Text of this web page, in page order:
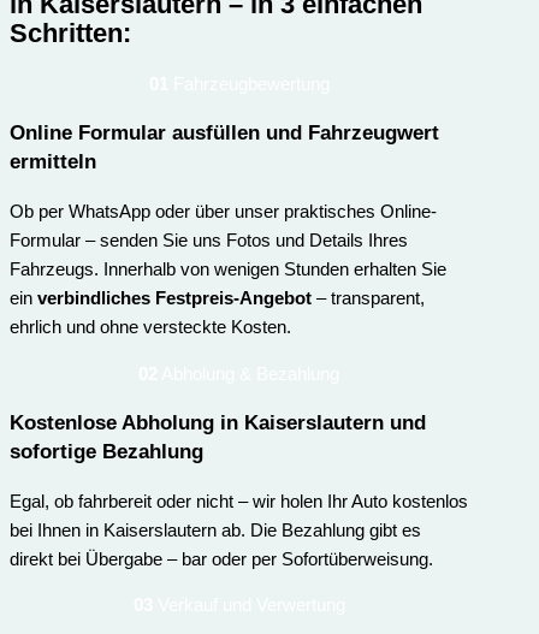
Schritten:
Online Formular ausfüllen und Fahrzeugwert
ermitteln
Ob per WhatsApp oder über unser praktisches Online-
Formular – senden Sie uns Fotos und Details Ihres
Fahrzeugs. Innerhalb von wenigen Stunden erhalten Sie
ein verbindliches Festpreis-Angebot – transparent,
ehrlich und ohne versteckte Kosten.
Kostenlose Abholung in Kaiserslautern und
sofortige Bezahlung
Egal, ob fahrbereit oder nicht – wir holen Ihr Auto kostenlos
bei Ihnen in Kaiserslautern ab. Die Bezahlung gibt es
direkt bei Übergabe – bar oder per Sofortüberweisung.